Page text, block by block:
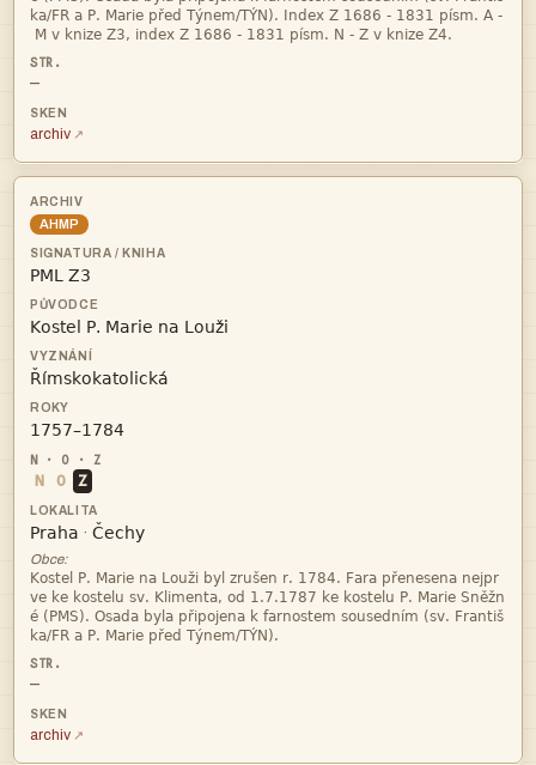


—
archiv
AHMP




N O Z
 · 
Obce:




—
archiv